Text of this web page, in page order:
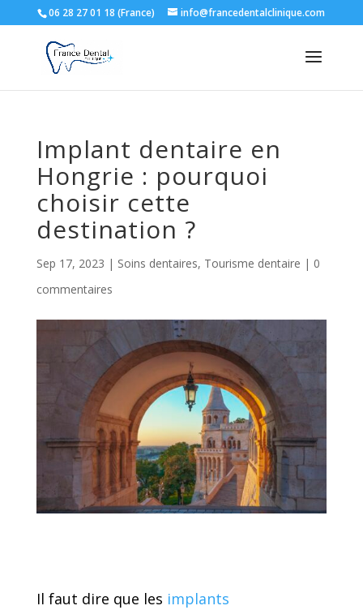
06 28 27 01 18 (France) info@francedentalclinique.com
Implant dentaire en
Hongrie : pourquoi
choisir cette
destination ?
Sep 17, 2023 | Soins dentaires, Tourisme dentaire | 0
commentaires
Il faut dire que les implants